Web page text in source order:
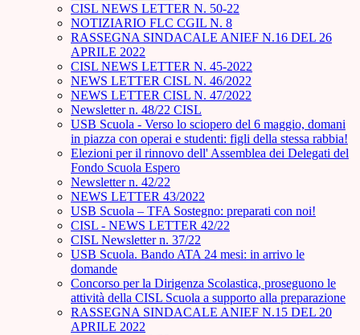
CISL NEWS LETTER N. 50-22
NOTIZIARIO FLC CGIL N. 8
RASSEGNA SINDACALE ANIEF N.16 DEL 26
APRILE 2022
CISL NEWS LETTER N. 45-2022
NEWS LETTER CISL N. 46/2022
NEWS LETTER CISL N. 47/2022
Newsletter n. 48/22 CISL
USB Scuola - Verso lo sciopero del 6 maggio, domani
in piazza con operai e studenti: figli della stessa rabbia!
Elezioni per il rinnovo dell' Assemblea dei Delegati del
Fondo Scuola Espero
Newsletter n. 42/22
NEWS LETTER 43/2022
USB Scuola – TFA Sostegno: preparati con noi!
CISL - NEWS LETTER 42/22
CISL Newsletter n. 37/22
USB Scuola. Bando ATA 24 mesi: in arrivo le
domande
Concorso per la Dirigenza Scolastica, proseguono le
attività della CISL Scuola a supporto alla preparazione
RASSEGNA SINDACALE ANIEF N.15 DEL 20
APRILE 2022